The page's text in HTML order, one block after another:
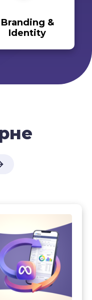
Branding &
Identity